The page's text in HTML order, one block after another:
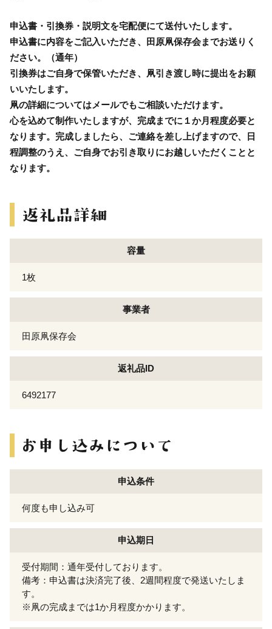
申込書・引換券・説明文を宅配便にて送付いたします。
申込書に内容をご記入いただき、田原凧保存会までお送りく
ださい。（通年）
引換券はご自身で保管いただき、凧引き渡し時に提出をお願
いいたします。
凧の詳細についてはメールでもご相談いただけます。
心を込めて制作いたしますが、完成までに１か月程度必要と
なります。完成しましたら、ご連絡を差し上げますので、日
程調整のうえ、ご自身でお引き取りにお越しいただくことと
なります。
容量
1枚
事業者
田原凧保存会
返礼品ID
6492177
申込条件
何度も申し込み可
申込期日
受付期間：通年受付しております。
備考：申込書は決済完了後、2週間程度で発送いたしま
す。
※凧の完成までは1か月程度かかります。